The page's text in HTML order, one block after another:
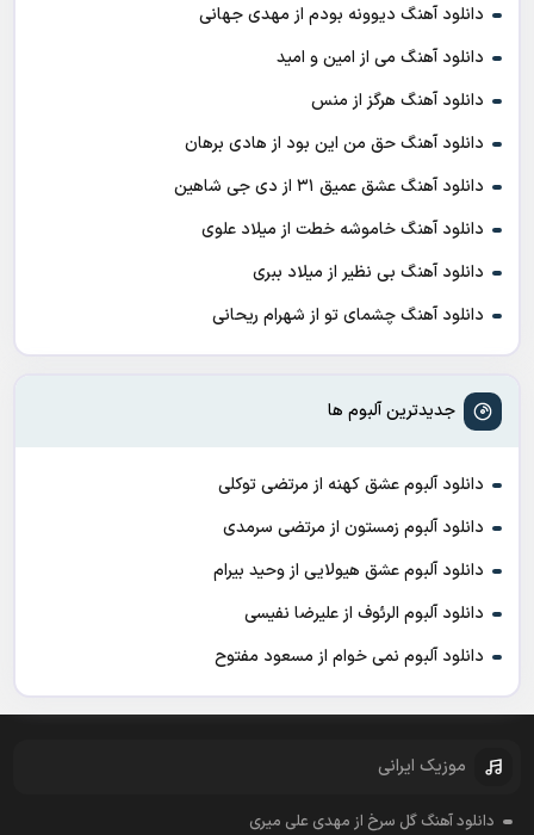
دانلود آهنگ دیوونه بودم از مهدی جهانی
دانلود آهنگ می از امین و امید
دانلود آهنگ هرگز از منس
دانلود آهنگ حق من این بود از هادی برهان
دانلود آهنگ عشق عمیق ۳۱ از دی جی شاهین
دانلود آهنگ خاموشه خطت از میلاد علوی
دانلود آهنگ بی نظیر از میلاد ببری
دانلود آهنگ چشمای تو از شهرام ریحانی
جدیدترین آلبوم ها
دانلود آلبوم عشق کهنه از مرتضی توکلی
دانلود آلبوم زمستون از مرتضی سرمدی
دانلود آلبوم عشق هیولایی از وحید بیرام
دانلود آلبوم الرئوف از علیرضا نفیسی
دانلود آلبوم نمی خوام از مسعود مفتوح
موزیک ایرانی
دانلود آهنگ گل سرخ از مهدی علی میری